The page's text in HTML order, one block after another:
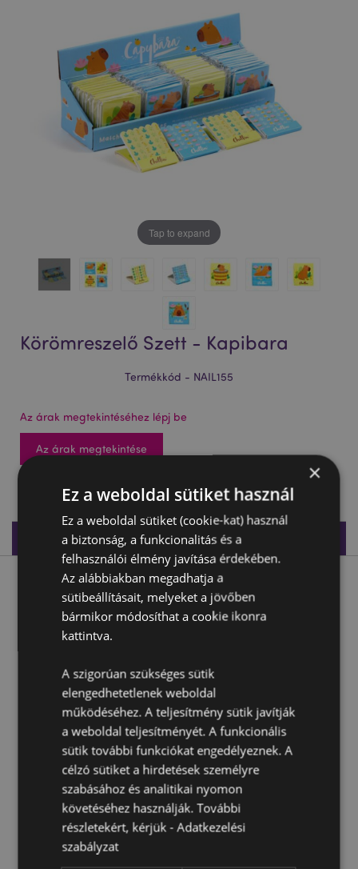
Tap to expand
Körömreszelő Szett - Kapibara
Termékkód - NAIL155
Az árak megtekintéséhez lépj be
Az árak megtekintése
Termékleírás
Termékleírás
Reszelők száma/csomag:6 Mini Reszelő
Termékjellemzők
További
Információ
Magasság 6cm Szélesség 5.5cm Vastagság 0.5cm
Reszelő 4x0.5x0.1cm
5055071506987
480
0.008000
Nem
×
Ez a weboldal sütiket használ
Ez a weboldal sütiket (cookie-kat) használ
a biztonság, a funkcionalitás és a
felhasználói élmény javítása érdekében.
Az alábbiakban megadhatja a
sütibeállításait, melyeket a jövőben
bármikor módosíthat a cookie ikonra
kattintva.
A szigorúan szükséges sütik
elengedhetetlenek weboldal
működéséhez. A teljesítmény sütik javítják
a weboldal teljesítményét. A funkcionális
sütik további funkciókat engedélyeznek. A
célzó sütiket a hirdetések személyre
szabásához és analitikai nyomon
követéséhez használják. További
részletekért, kérjük -Adatkezelési
szabályzat